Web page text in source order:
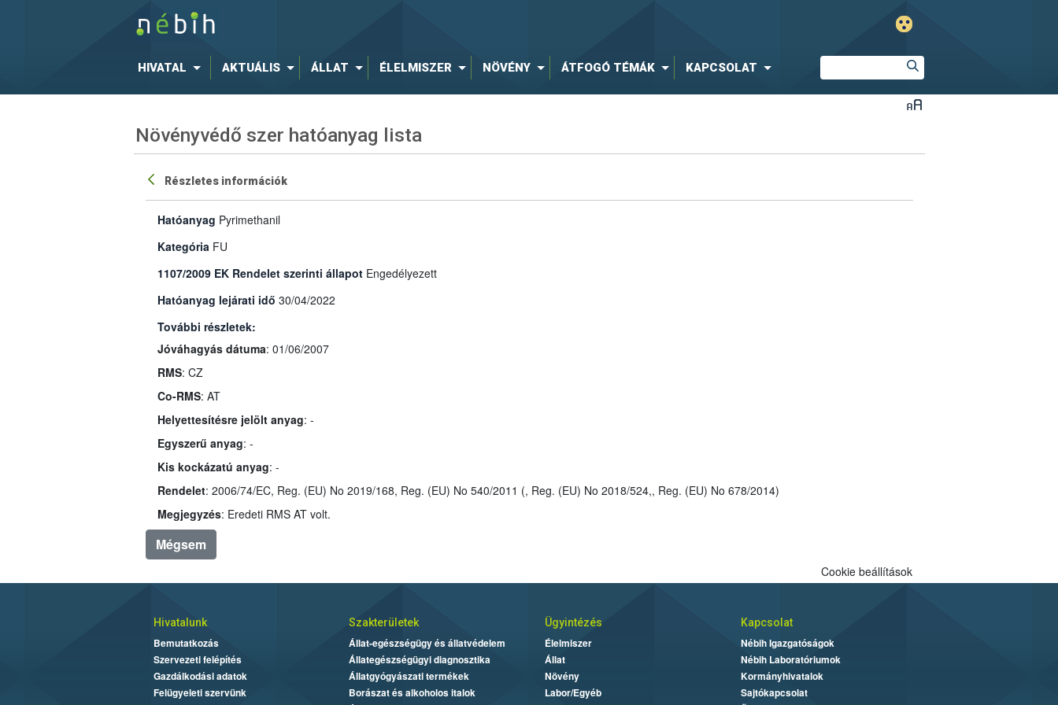
HIVATAL AKTUÁLIS ÁLLAT ÉLELMISZER NÖVÉNY ÁTFOGÓ TÉMÁK KAPCSOLAT
Növényvédő szer hatóanyag lista
Részletes információk
Hatóanyag Pyrimethanil
Kategória FU
1107/2009 EK Rendelet szerinti állapot Engedélyezett
Hatóanyag lejárati idő 30/04/2022
További részletek:
Jóváhagyás dátuma: 01/06/2007
RMS: CZ
Co-RMS: AT
Helyettesítésre jelölt anyag: -
Egyszerű anyag: -
Kis kockázatú anyag: -
Rendelet
: 2006/74/EC, Reg. (EU) No 2019/168, Reg. (EU) No 540/2011 (, Reg. (EU) No 2018/524,, Reg. (EU) No 678/2014)
Megjegyzés: Eredeti RMS AT volt.
Mégsem
Cookie beállítások
Hivatalunk
Bemutatkozás
Szervezeti felépítés
Gazdálkodási adatok
Felügyeleti szervünk
Szakterületek
Állat-egészségügy és állatvédelem
Állategészségügyi diagnosztika
Állatgyógyászati termékek
Borászat és alkoholos italok
Ügyintézés
Élelmiszer
Állat
Növény
Labor/Egyéb
Kapcsolat
Nébih Igazgatóságok
Nébih Laboratóriumok
Kormányhivatalok
Sajtókapcsolat